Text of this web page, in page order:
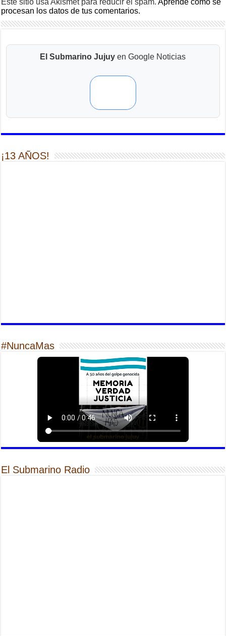
Este sitio usa Akismet para reducir el spam.Aprende cómo se
procesan los datos de tus comentarios.
El Submarino Jujuy en Google Noticias
¡13 AÑOS!
#NuncaMas
El Submarino Radio